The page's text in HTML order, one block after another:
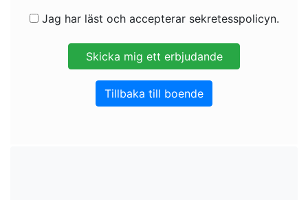
Jag har läst och accepterar sekretesspolicyn.
Tillbaka till boende